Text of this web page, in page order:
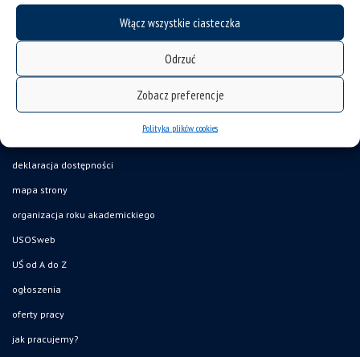
Włącz wszystkie ciasteczka
Odrzuć
Zobacz preferencje
Polityka plików cookies
deklaracja dostępności
mapa strony
organizacja roku akademickiego
USOSweb
UŚ od A do Z
ogłoszenia
oferty pracy
jak pracujemy?